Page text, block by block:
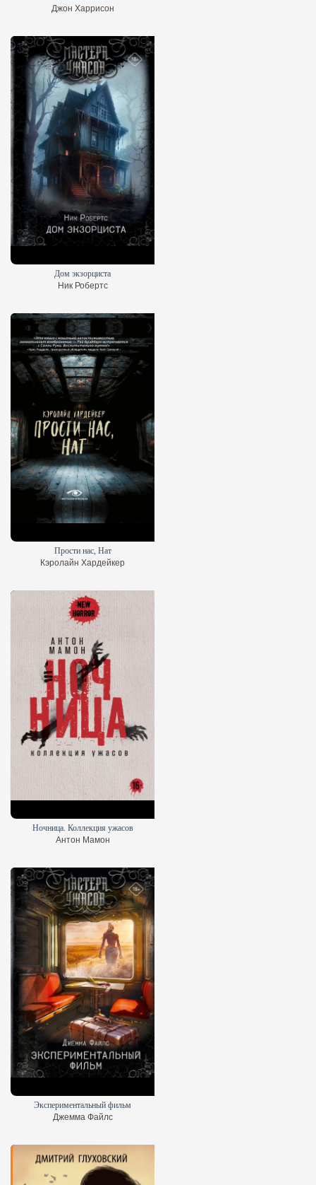
Джон Харрисон
Дом экзорциста
Ник Робертс
Прости нас, Нат
Кэролайн Хардейкер
Ночница. Коллекция ужасов
Антон Мамон
Экспериментальный фильм
Джемма Файлс